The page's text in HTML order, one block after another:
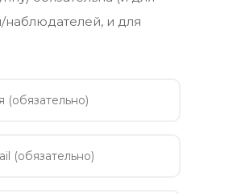
наблюдателей, и для